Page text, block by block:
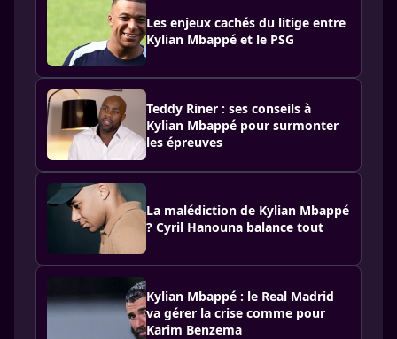
Les enjeux cachés du litige entre
Kylian Mbappé et le PSG
Teddy Riner : ses conseils à
Kylian Mbappé pour surmonter
les épreuves
La malédiction de Kylian Mbappé
? Cyril Hanouna balance tout
Kylian Mbappé : le Real Madrid
va gérer la crise comme pour
Karim Benzema